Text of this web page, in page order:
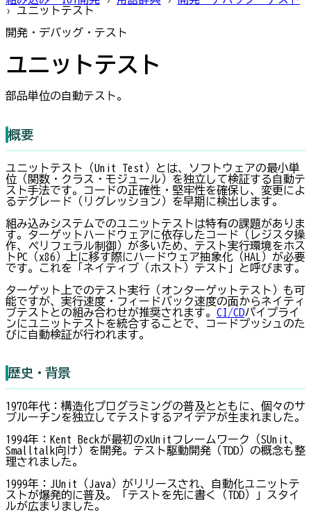
›
ユニットテスト
開発・デバッグ・テスト
ユニットテスト
部品単位の自動テスト。
概要
ユニットテスト（Unit Test）とは、ソフトウェアの最小単
位（関数・クラス・モジュール）を独立して検証する自動テ
スト手法です。コードの正確性・堅牢性を確保し、変更によ
るデグレード（リグレッション）を早期に検出します。
組み込みシステムでのユニットテストは特有の課題がありま
す。ターゲットハードウェアに依存したコード（レジスタ操
作、ペリフェラル制御）が多いため、テスト実行環境をホス
トPC（x86）上に移す際にハードウェア抽象化（HAL）が必要
です。これを「ネイティブ（ホスト）テスト」と呼びます。
ターゲット上でのテスト実行（オンターゲットテスト）も可
能ですが、実行速度・フィードバック速度の面からネイティ
ブテストとの組み合わせが推奨されます。 CI/CDパイプライ
ンにユニットテストを統合することで、コードプッシュのた
びに自動検証が行われます。
歴史・背景
1970年代：構造化プログラミングの普及とともに、個々のサ
ブルーチンを独立してテストするアイデアが生まれました。
1994年：Kent Beckが最初のxUnitフレームワーク（SUnit、
Smalltalk向け）を開発。テスト駆動開発（TDD）の概念も整
理されました。
1999年：JUnit（Java）がリリースされ、自動化ユニットテ
ストが爆発的に普及。「テストを先に書く（TDD）」スタイ
ルが広まりました。